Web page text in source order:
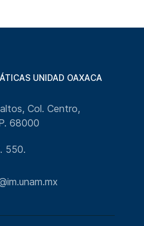
UNIDAD OAXACA
Col. Centro,
68000
550.